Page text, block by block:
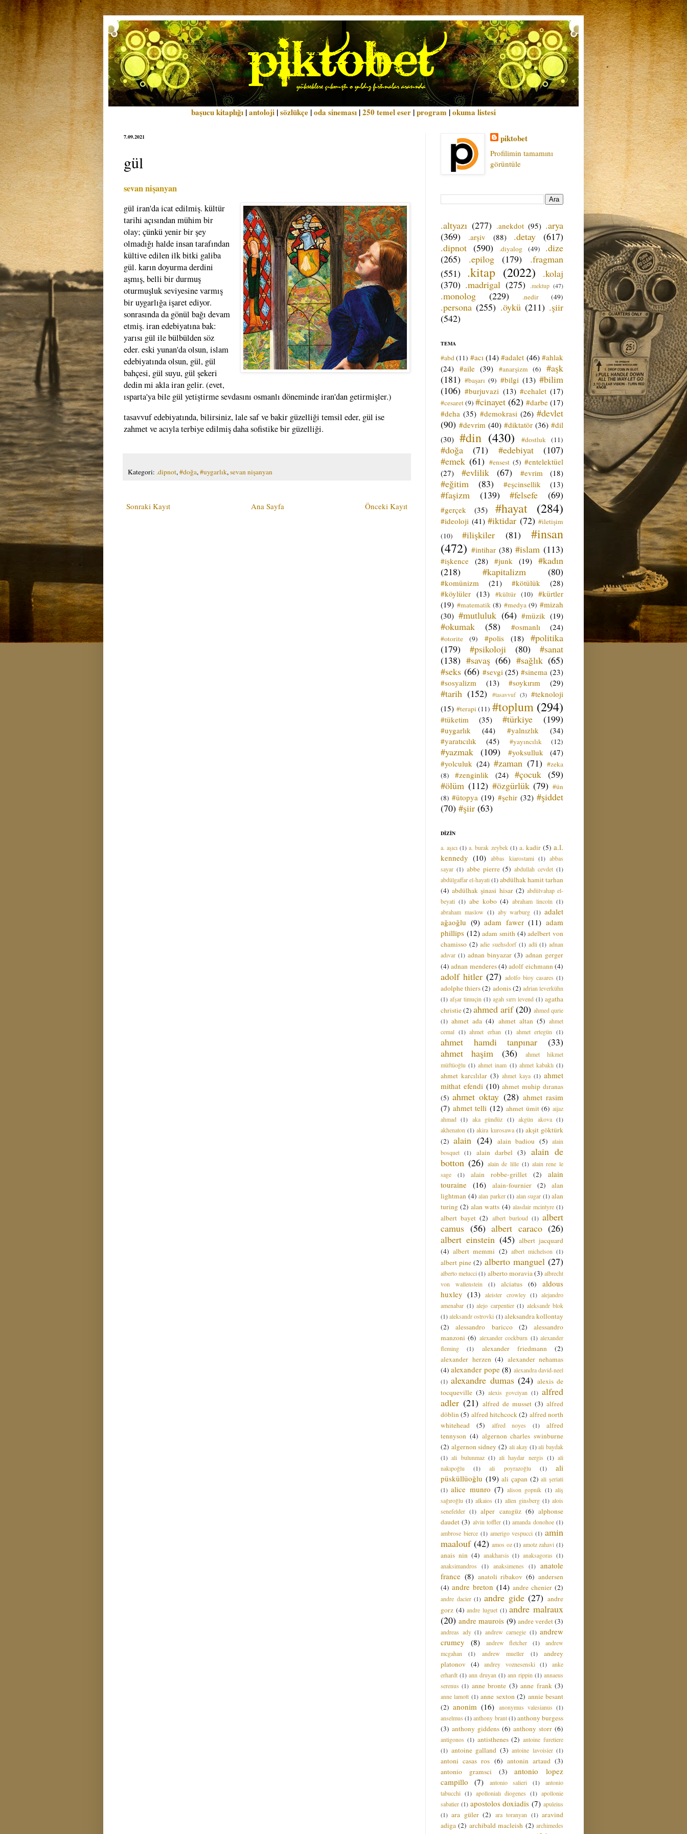
başucu kitaplığı |antoloji |sözlükçe |oda sineması |250 temel eser |program |okuma listesi
7.09.2021
gül
sevan nişanyan
gül iran'da icat edilmiş. kültür
tarihi açısından mühim bir
olay; çünkü yenir bir şey
olmadığı halde insan tarafından
kültive edilen ilk bitki galiba
gül. karın doyurma derdini
aşmış, belli bir durmuş
oturmuşluk seviyesine varmış
bir uygarlığa işaret ediyor.
sonrasında da gönül bağı devam
etmiş. iran edebiyatına bak:
yarısı gül ile bülbülden söz
eder. eski yunan'da olsun, islam
edebiyatında olsun, gül, gül
bahçesi, gül suyu, gül şekeri
dedin mi akla iran gelir. (evet,
ısparta'ya bile gül yetiştirme sevdasını osmanlı döneminde iran'dan getirmişler.)
tasavvuf edebiyatında, bilirsiniz, lale saf ve bakir güzelliği temsil eder, gül ise
zahmet ve acıyla terbiye edilmiş daha sofistike bir güzelliği.
Kategori: .dipnot,#doğa,#uygarlık,sevan nişanyan
Sonraki Kayıt Önceki Kayıt
Ana Sayfa
piktobet
Profilimin tamamını
görüntüle
.altyazı (277) .anekdot (95) .arya
(369)
.arşiv (88) .detay
(617)
.dipnot (590) .diyalog (49)
.dize
(265)
.epilog (179)
.fragman
(551) .kitap (2022)
.kolaj
(370) .madrigal (275) .mektup (47)
.monolog (229) .nedir (49)
.persona (255) .öykü (211) .şiir
(542)
TEMA
#abd (11) #acı (14) #adalet (46) #ahlak
(24) #aile (39) #anarşizm (6)
#aşk
(181) #başarı (9) #bilgi (13) #bilim
(106) #burjuvazi (13) #cehalet (17)
#cesaret(9) #cinayet (62) #darbe (17)
#deha (35) #demokrasi (26) #devlet
(90) #devrim (40) #diktatör (36) #dil
(30) #din (430) #dostluk (11)
#doğa (71) #edebiyat
(107)
#emek (61) #ensest (5) #entelektüel
(27)
#evlilik (67) #evrim (18)
#eğitim (83) #eşcinsellik (13)
#faşizm (139) #felsefe (69)
#gerçek (35) #hayat (284)
#ideoloji (41) #iktidar (72) #iletişim
(10)
#ilişkiler (81)
#insan
(472) #intihar (38) #islam (113)
#işkence (28) #junk (19) #kadın
(218)
#kapitalizm (80)
#komünizm (21) #kötülük
(28)
#köylüler (13) #kültür (10)
#kürtler
(19) #matematik (8) #medya (9) #mizah
(30) #mutluluk (64) #müzik (19)
#okumak (58) #osmanlı (24)
#otorite (9) #polis (18)
#politika
(179)
#psikoloji (80)
#sanat
(138) #savaş (66) #sağlık (65)
#seks (66) #sevgi (25) #sinema (23)
#sosyalizm
(13) #soykırım (29)
#tarih (152) #tasavvuf (3) #teknoloji
(15) #terapi (11) #toplum (294)
#tüketim (35) #türkiye (199)
#uygarlık (44) #yalnızlık
(34)
#yaratıcılık
(45) #yayıncılık (12)
#yazmak (109) #yoksulluk
(47)
#yolculuk (24) #zaman (71) #zeka
(8)
#zenginlik (24) #çocuk (59)
#ölüm (112) #özgürlük (79) #ün
(8) #ütopya (19) #şehir (32) #şiddet
(70) #şiir (63)
DİZİN
a. aşıcı (1) a. burak zeybek (1) a. kadir (5) a.l.
kennedy (10) abbas kiarostami (1) abbas
sayar (1) abbe pierre (5) abdullah cevdet (1)
abdülgaffar el-hayati(1)abdülhak hamit tarhan
(4) abdülhak şinasi hisar (2) abdülvahap el-
beyati (1) abe kobo (4) abraham lincoln (1)
abraham maslow (1) aby warburg (1) adalet
ağaoğlu (9) adam fawer (11) adam
phillips (12) adam smith (4) adelbert von
chamisso (2) adie suehsdorf (1) adli (1) adnan
adıvar (1) adnan binyazar (3) adnan gerger
(4) adnan menderes(4) adolf eichmann (4)
adolf hitler (27) adolfo bioy casares (1)
adolphe thiers(2) adonis(2) adrian leverkühn
(1) afşar timuçin (1) agah sırrı levend (1) agatha
christie(2) ahmed arif (20) ahmed qurie
(1) ahmet ada (4) ahmet altan (5) ahmet
cemal (1) ahmet erhan (1) ahmet ertegün (1)
ahmet hamdi tanpınar
(33)
ahmet haşim
(36)
ahmet hikmet
müftüoğlu (1) ahmet inam (1) ahmet kabaklı (1)
ahmet karcılılar (3) ahmet kaya (1) ahmet
mithat efendi (10) ahmet muhip dıranas
(5) ahmet oktay (28) ahmet rasim
(7) ahmet telli (12) ahmet ümit (6) aijaz
ahmad (1) aka gündüz (1) akgün akova (1)
akhenaton (1) akira kurosawa (1) akşit göktürk
(2) alain (24) alain badiou (5) alain
bosquet (1) alain darbel (3)
alain de
botton (26) alain de lille (1) alain rene le
sage
(1) alain robbe-grillet (2)
alain
touraine (16) alain-fournier (2)
alan
lightman (4) alan parker (1) alan sugar (1) alan
turing (2) alan watts (4) alasdair mcintyre (1)
albert bayet (2) albert burloud (1) albert
camus (56) albert caraco (26)
albert einstein (45) albert jacquard
(4) albert memmi (2) albert michelson (1)
albert pine (2) alberto manguel (27)
alberto melucci (1) alberto moravia (3) albrecht
von wallenstein
(1) alciatus (6)
aldous
huxley (13) aleister crowley (1) alejandro
amenabar (1) alejo carpentier (1) aleksandr blok
(1) aleksandr ostrovki (1) aleksandra kollontay
(2)
alessandro baricco (2)
alessandro
manzoni (6) alexander cockburn (1) alexander
fleming
(1) alexander friedmann
(2)
alexander herzen (4) alexander nehamas
(4) alexander pope (8) alexandra david-neel
(1) alexandre dumas (24) alexis de
tocqueville (3) alexis govciyan (1) alfred
adler (21) alfred de musset (3) alfred
döblin (5) alfred hitchcock(2) alfred north
whitehead
(5) alfred noyes (1)
alfred
tennyson (4) algernon charles swinburne
(2) algernon sidney (2) ali akay (1) ali baydak
(1) ali bulunmaz (1) ali haydar nergis (1) ali
nakıpoğlu
(1) ali poyrazoğlu (1)
ali
püsküllüoğlu (19) ali çapan (2) ali şeriati
(1) alice munro (7) alison gopnik (1) aliş
sağıroğlu (1) alkaios (1) allen ginsberg (1) alois
senefelder (1) alper canıgüz (6) alphonse
daudet (3) alvin toffler (1) amanda donohoe (1)
ambrose bierce (1) amerigo vespucci (1) amin
maalouf (42) amos oz (1) amotz zahavi (1)
anais nin (4) anakharsis (1) anaksagoras (1)
anaksimandros
(1) anaksimenes (1) anatole
france (8) anatoli ribakov (6) andersen
(4) andre breton (14) andre chenier (2)
andre dacier (1) andre gide (27) andre
gorz (4) andre luguet (1) andre malraux
(20) andre maurois (9) andre verdet(3)
andreas ady (1) andrew carnegie (1) andrew
crumey
(8) andrew fletcher (1)
andrew
mcgahan
(1) andrew mueller (1)
andrey
platonov (4) andrey voznesenski (1)
anke
erhardt (1) ann druyan (1) ann rippin (1) annaeus
serenus (1) anne bronte (3) anne frank (3)
anne lamott (1) anne sexton (2) annie besant
(2) anonim (16) anonymus valesianus (1)
anselmus (1) anthony brant (1) anthony burgess
(3) anthony giddens (6) anthony storr (6)
antigonos (1) antisthenes (2) antoine furetiere
(1) antoine galland (3) antoine lavoisier (1)
antoni casas ros (6) antonin artaud (3)
antonio gramsci
(3)
antonio lopez
campillo
(7) antonio salieri (1)
antonio
tabucchi (1) apollonialı diogenes (1) apollonie
sabatier (1) apostolos doxiadis (7) apuleius
(1) ara güler (2) ara toranyan (1) aravind
adiga (2) archibald macleish (2) archimedes